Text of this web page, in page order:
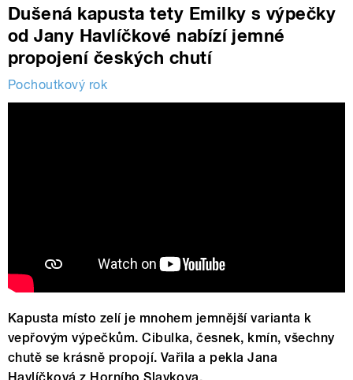
Dušená kapusta tety Emilky s výpečky
od Jany Havlíčkové nabízí jemné
propojení českých chutí
Pochoutkový rok
Kapusta místo zelí je mnohem jemnější varianta k
vepřovým výpečkům. Cibulka, česnek, kmín, všechny
chutě se krásně propojí. Vařila a pekla Jana